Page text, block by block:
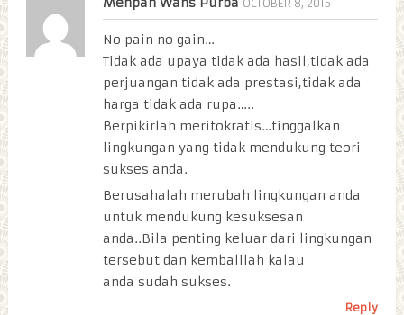
OCTOBER 8, 2015
No pain no gain…
Tidak ada upaya tidak ada hasil,tidak ada
perjuangan tidak ada prestasi,tidak ada
harga tidak ada rupa…..
Berpikirlah meritokratis…tinggalkan
lingkungan yang tidak mendukung teori
sukses anda.
Berusahalah merubah lingkungan anda
untuk mendukung kesuksesan
anda..Bila penting keluar dari lingkungan
tersebut dan kembalilah kalau
anda sudah sukses.
Reply